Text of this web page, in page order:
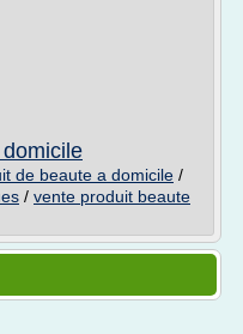
de beaute a domicile /
/ vente produit beaute